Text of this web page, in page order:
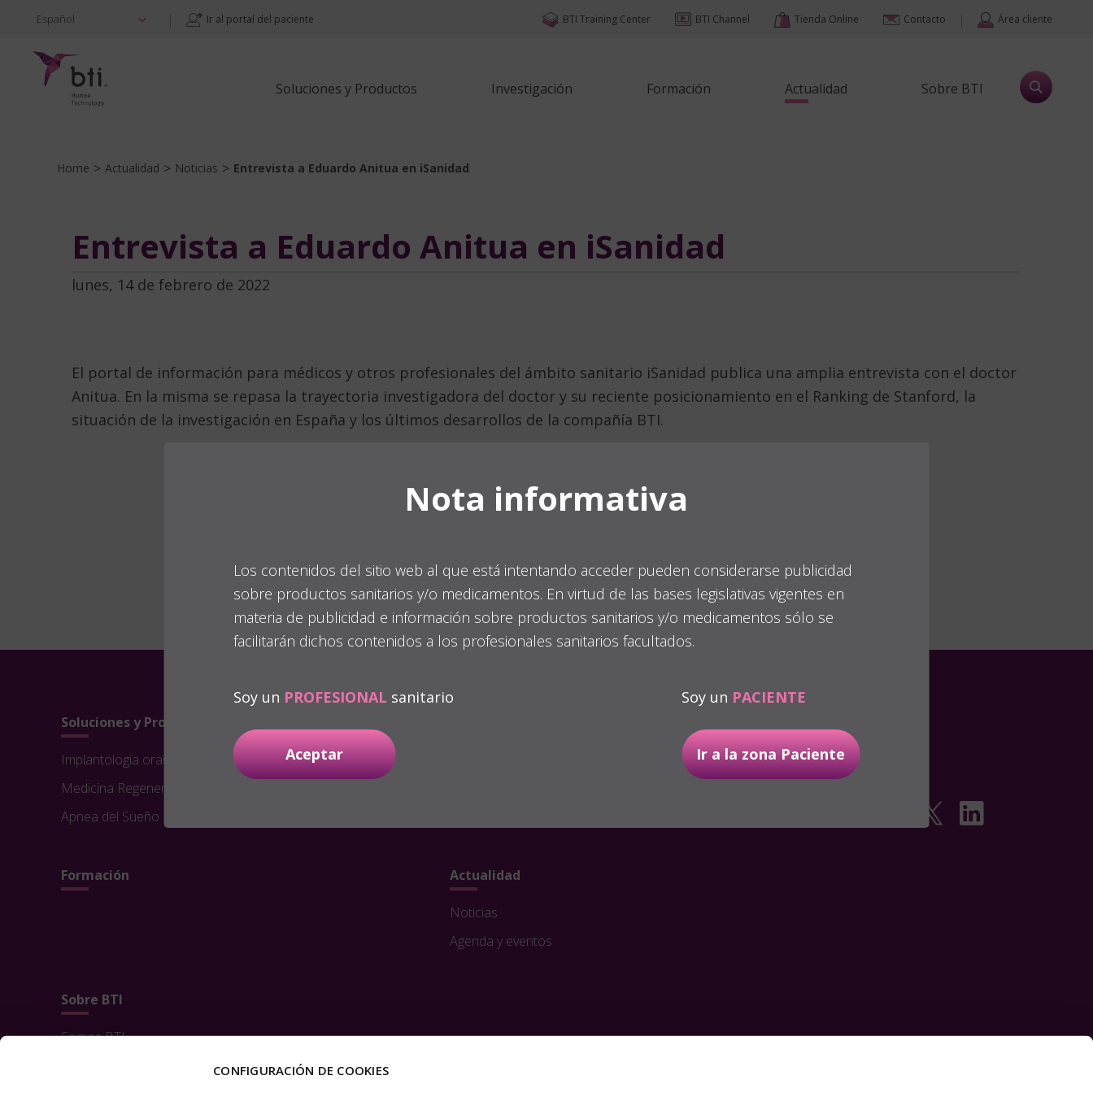
CONFIGURACIÓN DE COOKIES
Español Ir al portal del paciente BTI Training Center BTI Channel Tienda Online Contacto Área cliente
Soluciones y Productos Investigación Formación Actualidad Sobre BTI
Home > Actualidad > Noticias > Entrevista a Eduardo Anitua en iSanidad
Entrevista a Eduardo Anitua en iSanidad
lunes, 14 de febrero de 2022
El portal de información para médicos y otros profesionales del ámbito sanitario iSanidad publica una amplia entrevista con el doctor
Anitua. En la misma se repasa la trayectoria investigadora del doctor y su reciente posicionamiento en el Ranking de Stanford, la
situación de la investigación en España y los últimos desarrollos de la compañía BTI.
Más información
Nota informativa
Los contenidos del sitio web al que está intentando acceder pueden considerarse publicidad
sobre productos sanitarios y/o medicamentos. En virtud de las bases legislativas vigentes en
materia de publicidad e información sobre productos sanitarios y/o medicamentos sólo se
facilitarán dichos contenidos a los profesionales sanitarios facultados.
Soy un PROFESIONAL sanitario
Aceptar
Soy un PACIENTE
Ir a la zona Paciente
Soluciones y Productos
Implantología oral
Medicina Regenerativa
Apnea del Sueño
Formación Actualidad
Noticias
Agenda y eventos
Sobre BTI
Somos BTI
Síguenos